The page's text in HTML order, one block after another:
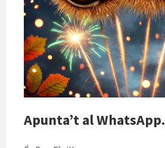
Apunta’t al WhatsApp.